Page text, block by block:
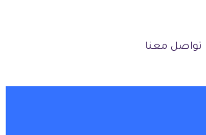
تواصل معنا